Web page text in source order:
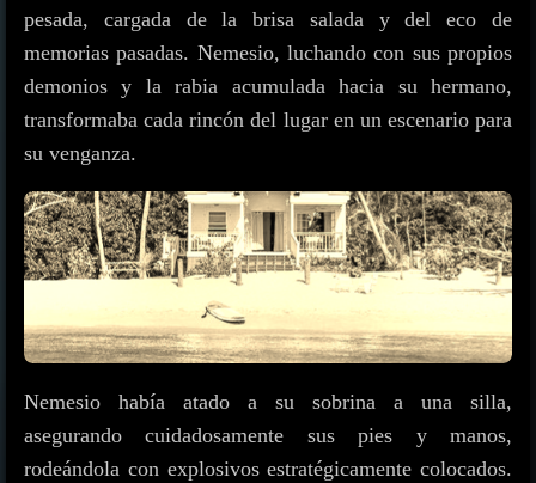
pesada, cargada de la brisa salada y del eco de
memorias pasadas. Nemesio, luchando con sus propios
demonios y la rabia acumulada hacia su hermano,
transformaba cada rincón del lugar en un escenario para
su venganza.
Nemesio había atado a su sobrina a una silla,
asegurando cuidadosamente sus pies y manos,
rodeándola con explosivos estratégicamente colocados.